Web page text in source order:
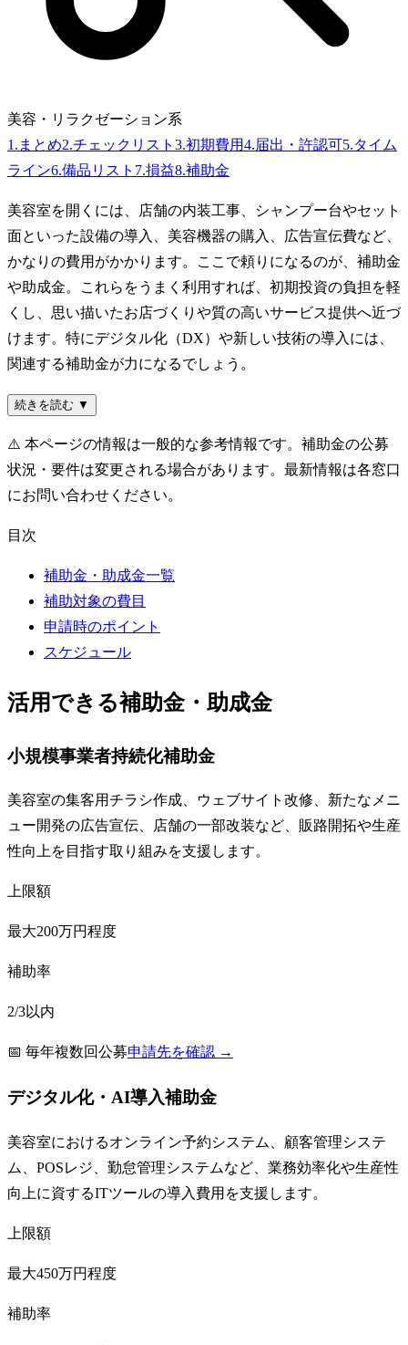
美容・リラクゼーション系
1 . まとめ2.チェックリスト 3.初期費用4.届出・許認可5.タイム
ライン6.備品リスト 7.損益8.補助金
美容室を開くには、店舗の内装工事、シャンプー台やセット
面といった設備の導入、美容機器の購入、広告宣伝費など、
かなりの費用がかかります。ここで頼りになるのが、補助金
や助成金。これらをうまく利用すれば、初期投資の負担を軽
くし、思い描いたお店づくりや質の高いサービス提供へ近づ
けます。特にデジタル化（DX）や新しい技術の導入には、
関連する補助金が力になるでしょう。
続きを読む ▼
⚠️ 本ページの情報は一般的な参考情報です。補助金の公募
状況・要件は変更される場合があります。最新情報は各窓口
にお問い合わせください。
目次
補助金・助成金一覧
補助対象の費目
申請時のポイント
スケジュール
活用できる補助金・助成金
小規模事業者持続化補助金
美容室の集客用チラシ作成、ウェブサイト改修、新たなメニ
ュー開発の広告宣伝、店舗の一部改装など、販路開拓や生産
性向上を目指す取り組みを支援します。
上限額
最大200万円程度
補助率
2/3以内
📅 毎年複数回公募申請先を確認 →
デジタル化・AI導入補助金
美容室におけるオンライン予約システム、顧客管理システ
ム、POSレジ、勤怠管理システムなど、業務効率化や生産性
向上に資するITツールの導入費用を支援します。
上限額
最大450万円程度
補助率